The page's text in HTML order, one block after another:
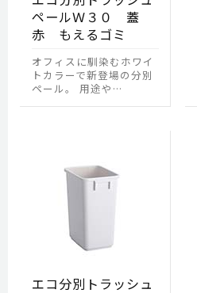
ペールＷ３０ 蓋
赤 もえるゴミ
オフィスに馴染むホワイ
トカラーで新登場の分別
ペール。 用途や…
エコ分別トラッシュ